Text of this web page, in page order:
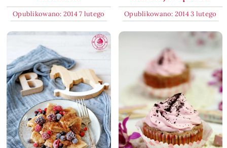
Opublikowano: 2014 7 lutego Opublikowano: 2014 3 lutego